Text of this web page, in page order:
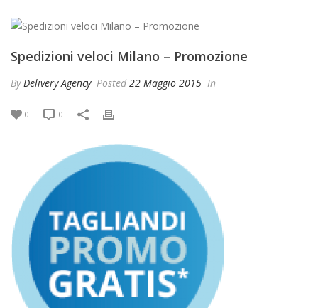
Spedizioni veloci Milano – Promozione
By Delivery Agency Posted 22 Maggio 2015 In
0 0